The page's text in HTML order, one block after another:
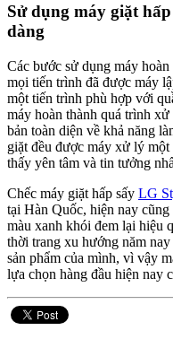
Sử dụng máy giặt
dàng
Các bước sử dụng máy
mọi tiến trình đã được máy
một tiến trình phù hợp với
máy hoàn thành quá trình
bản toàn diện về khả năng
giặt đều được máy xử lý
thấy yên tâm và tin tưởng
Chếc máy giặt hấp sấy LG
tại Hàn Quốc, hiện nay
màu xanh khói đem lại hiệu
thời trang xu hướng năm
sản phẩm của mình, vì vậy
lựa chọn hàng đầu hiện nay